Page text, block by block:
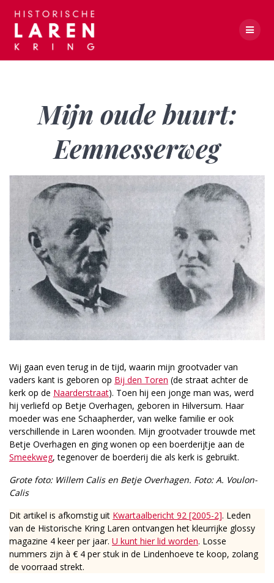
Mijn oude buurt:
Eemnesserweg
Wij gaan even terug in de tijd, waarin mijn grootvader van
vaders kant is geboren op Bij den Toren (de straat achter de
kerk op de Naarderstraat). Toen hij een jonge man was, werd
hij verliefd op Betje Overhagen, geboren in Hilversum. Haar
moeder was ene Schaapherder, van welke familie er ook
verschillende in Laren woonden. Mijn grootvader trouwde met
Betje Overhagen en ging wonen op een boerderijtje aan de
Smeekweg, tegenover de boerderij die als kerk is gebruikt.
Grote foto: Willem Calis en Betje Overhagen. Foto: A. Voulon-
Calis
Dit artikel is afkomstig uit Kwartaalbericht 92 [2005-2]. Leden
van de Historische Kring Laren ontvangen het kleurrijke glossy
magazine 4 keer per jaar. U kunt hier lid worden. Losse
nummers zijn à € 4 per stuk in de Lindenhoeve te koop, zolang
de voorraad strekt.